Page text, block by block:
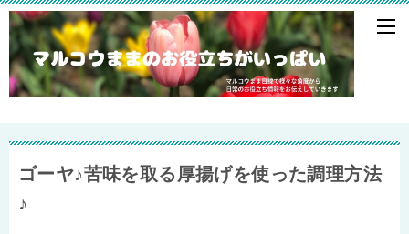
ゴーヤ♪苦味を取る厚揚げを使った調理方法
♪